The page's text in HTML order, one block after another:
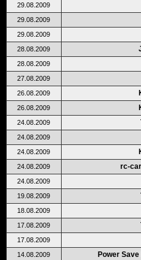
29.08.2009
29.08.2009
29.08.2009
28.08.2009
28.08.2009
27.08.2009
26.08.2009
26.08.2009
24.08.2009
24.08.2009
24.08.2009
24.08.2009 rc-
24.08.2009
19.08.2009
18.08.2009
17.08.2009
17.08.2009
14.08.2009 Power